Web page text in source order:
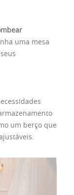
uma mesa
um berço que